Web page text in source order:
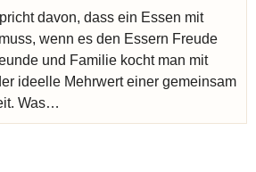
davon, dass ein Essen mit
wenn es den Essern Freude
und Familie kocht man mit
ideelle Mehrwert einer gemeinsam
Was…